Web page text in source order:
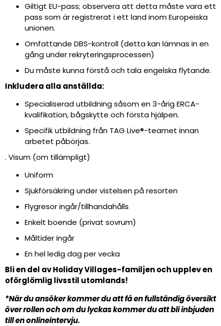
Giltigt EU-pass; observera att detta måste vara ett
pass som är registrerat i ett land inom Europeiska
unionen.
Omfattande DBS-kontroll (detta kan lämnas in en
gång under rekryteringsprocessen)
Du måste kunna förstå och tala engelska flytande.
Inkludera alla anställda:
Specialiserad utbildning såsom en 3-årig ERCA-
kvalifikation, bågskytte och första hjälpen.
Specifik utbildning från TAG Live®-teamet innan
arbetet påbörjas.
. Visum (om tillämpligt)
Uniform
Sjukförsäkring under vistelsen på resorten
Flygresor ingår/tillhandahålls
Enkelt boende (privat sovrum)
Måltider ingår
En hel ledig dag per vecka
Bli en del av Holiday Villages-familjen och upplev en
oförglömlig livsstil utomlands!
*När du ansöker kommer du att få en fullständig översikt
över rollen och om du lyckas kommer du att bli inbjuden
till en onlineintervju.